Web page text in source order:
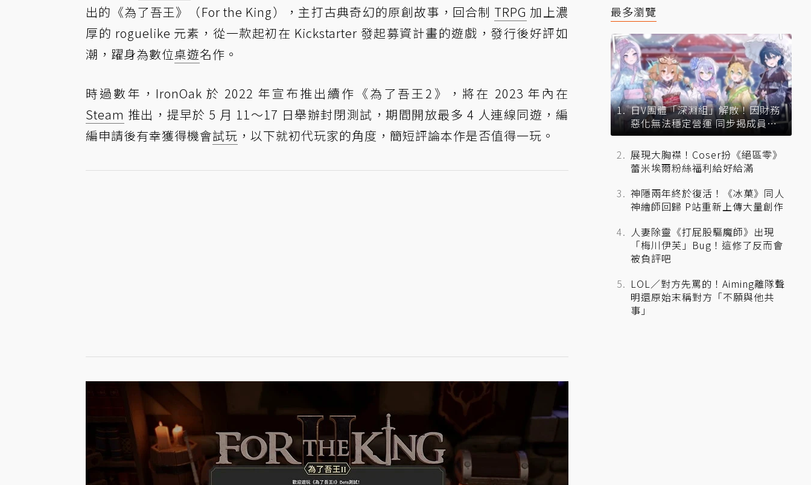
出的《為了吾王》（For the King），主打古典奇幻的原創故事，回合制 TRPG 加上濃
厚的 roguelike 元素，從一款起初在 Kickstarter 發起募資計畫的遊戲，發行後好評如
潮，躍身為數位桌遊名作。
時過數年，IronOak 於 2022 年宣布推出續作《為了吾王2》，將在 2023 年內在
Steam 推出，提早於 5 月 11～17 日舉辦封閉測試，期間開放最多 4 人連線同遊，編
編申請後有幸獲得機會試玩 ，以下就初代玩家的角度，簡短評論本作是否值得一玩。
最多瀏覽
日V團體「深淵組」解散！因財務
惡化無法穩定營運 同步揭成員未
來去向
展現大胸襟！Coser扮《絕區零》
蕾米埃爾粉絲福利給好給滿
神隱兩年終於復活！《冰菓》同人
神繪師回歸 P站重新上傳大量創作
人妻除靈《打屁股驅魔師》出現
「梅川伊芙」Bug！這修了反而會
被負評吧
LOL／對方先罵的！Aiming離隊聲
明還原始末稱對方「不願與他共
事」